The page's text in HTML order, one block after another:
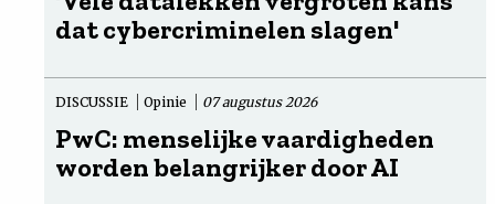
dat cybercriminelen slagen'
DISCUSSIE Opinie 07 augustus 2026
PwC: menselijke vaardigheden
worden belangrijker door AI